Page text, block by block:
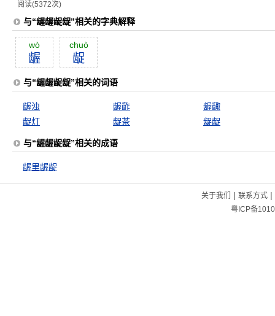
阅读(5372次)
与“龌龌龊龊”相关的字典解释
wò
龌
chuò
龊
与“龌龌龊龊”相关的词语
龌浊 龌齚
龌齱
龊灯
龊茶 龊龊
与“龌龌龊龊”相关的成语
龌里龌龊
关于我们 | 联系方式|
粤ICP备